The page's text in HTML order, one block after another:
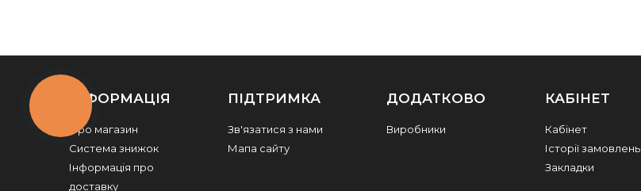
ІНФОРМАЦІЯ
Про магазин
Система знижок
Інформація про
доставку
ПІДТРИМКА
Зв'язатися з нами
Мапа сайту
ДОДАТКОВО
Виробники
КАБІНЕТ
Кабінет
Історії замовлень
Закладки